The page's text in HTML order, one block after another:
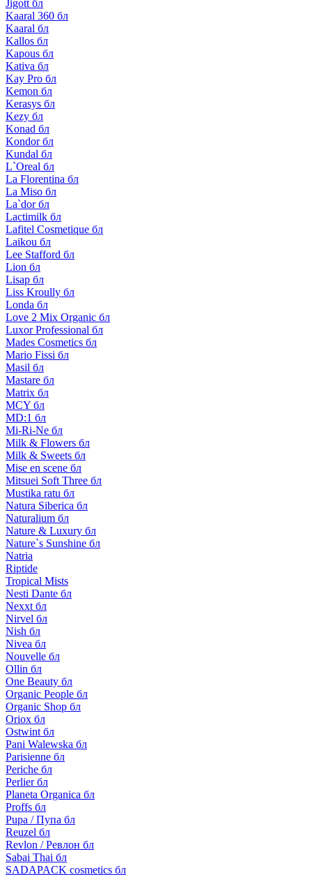
Jigott бл
Kaaral 360 бл
Kaaral бл
Kallos бл
Kapous бл
Kativa бл
Kay Pro бл
Kemon бл
Kerasys бл
Kezy бл
Konad бл
Kondor бл
Kundal бл
L`Oreal бл
La Florentina бл
La Miso бл
La`dor бл
Lactimilk бл
Lafitel Cosmetique бл
Laikou бл
Lee Stafford бл
Lion бл
Lisap бл
Liss Kroully бл
Londa бл
Love 2 Mix Organic бл
Luxor Professional бл
Mades Cosmetics бл
Mario Fissi бл
Masil бл
Mastare бл
Matrix бл
MCY бл
MD:1 бл
Mi-Ri-Ne бл
Milk & Flowers бл
Milk & Sweets бл
Mise en scene бл
Mitsuei Soft Three бл
Mustika ratu бл
Natura Siberica бл
Naturalium бл
Nature & Luxury бл
Nature`s Sunshine бл
Natria
Riptide
Tropical Mists
Nesti Dante бл
Nexxt бл
Nirvel бл
Nish бл
Nivea бл
Nouvelle бл
Ollin бл
One Beauty бл
Organic People бл
Organic Shop бл
Oriox бл
Ostwint бл
Pani Walewska бл
Parisienne бл
Periche бл
Perlier бл
Planeta Organica бл
Proffs бл
Pupa / Пупа бл
Reuzel бл
Revlon / Ревлон бл
Sabai Thai бл
SADAPACK cosmetics бл